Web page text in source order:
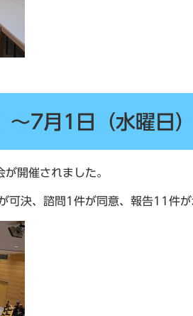
7月1日（水曜日）
開催されました。
決、諮問1件が同意、報告11件が